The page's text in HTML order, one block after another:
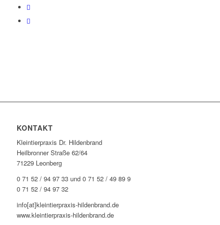
KONTAKT
Kleintierpraxis Dr. Hildenbrand
Heilbronner Straße 62/64
71229 Leonberg
0 71 52 / 94 97 33 und 0 71 52 / 49 89 9
0 71 52 / 94 97 32
info[at]kleintierpraxis-hildenbrand.de
www.kleintierpraxis-hildenbrand.de